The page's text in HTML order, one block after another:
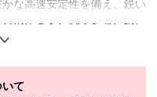
な高速安定性を備え、鋭い
法が変更されているため、
更されております。
て